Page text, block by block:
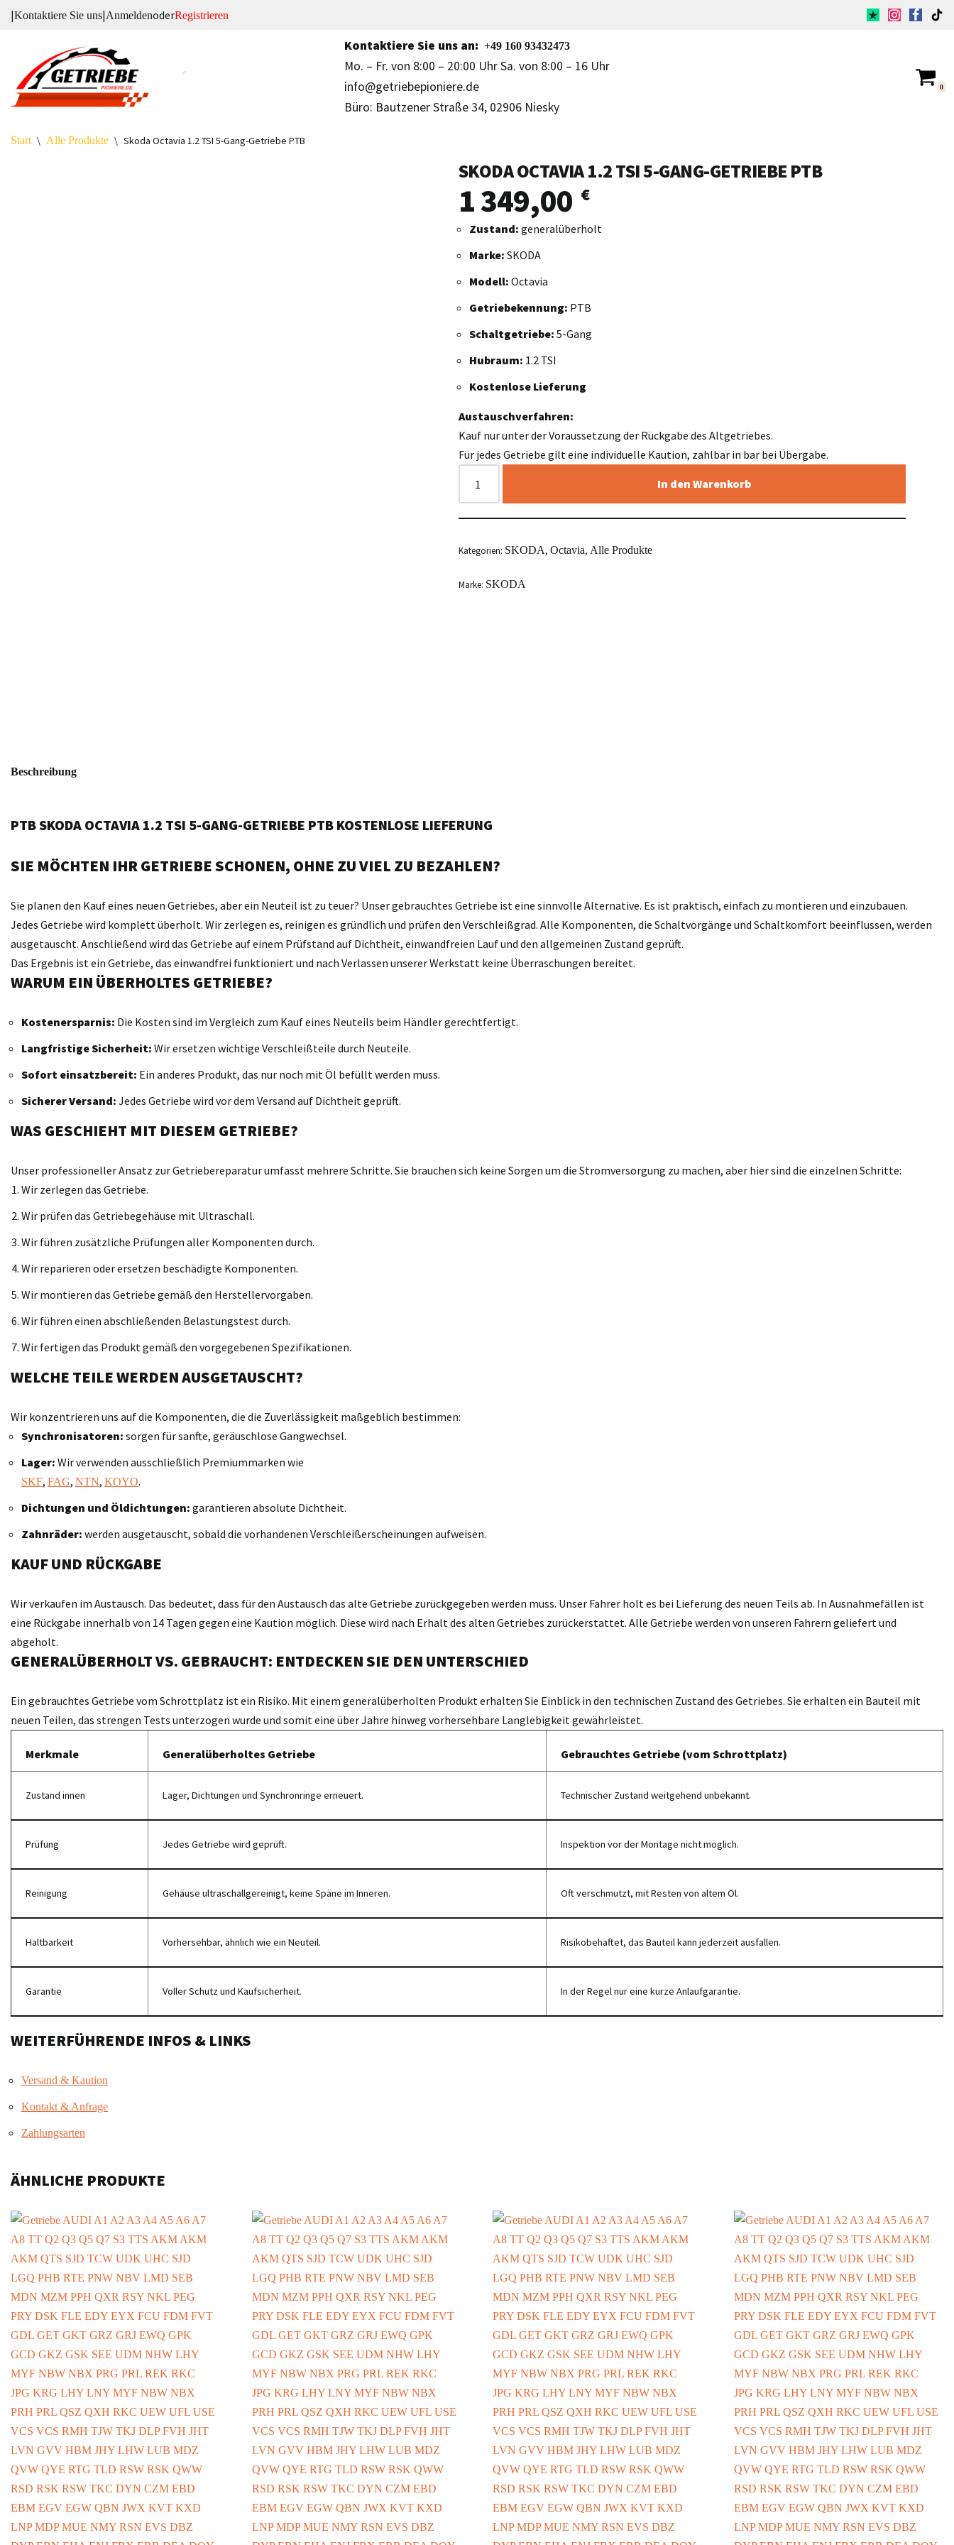
springen
|Kontaktiere Sie uns|AnmeldenoderRegistrieren
Kontaktiere Sie uns an: +49 160 93432473
Mo. – Fr. von 8:00 – 20:00 Uhr Sa. von 8:00 – 16 Uhr
info@getriebepioniere.de
Büro: Bautzener Straße 34, 02906 Niesky
0
Start \ Alle Produkte \ Skoda Octavia 1.2 TSI 5-Gang-Getriebe PTB
SKODA OCTAVIA 1.2 TSI 5-GANG-GETRIEBE PTB
1 349,00 €
Zustand: generalüberholt
Marke: SKODA
Modell: Octavia
Getriebekennung: PTB
Schaltgetriebe: 5-Gang
Hubraum: 1.2 TSI
Kostenlose Lieferung
Austauschverfahren:
Kauf nur unter der Voraussetzung der Rückgabe des Altgetriebes.
Für jedes Getriebe gilt eine individuelle Kaution, zahlbar in bar bei Übergabe.
In den Warenkorb
Kategorien: SKODA, Octavia, Alle Produkte
Marke: SKODA
Beschreibung
PTB SKODA OCTAVIA 1.2 TSI 5-GANG-GETRIEBE PTB KOSTENLOSE LIEFERUNG
SIE MÖCHTEN IHR GETRIEBE SCHONEN, OHNE ZU VIEL ZU BEZAHLEN?
Sie planen den Kauf eines neuen Getriebes, aber ein Neuteil ist zu teuer? Unser gebrauchtes Getriebe ist eine sinnvolle Alternative. Es ist praktisch, einfach zu montieren und einzubauen.
Jedes Getriebe wird komplett überholt. Wir zerlegen es, reinigen es gründlich und prüfen den Verschleißgrad. Alle Komponenten, die Schaltvorgänge und Schaltkomfort beeinflussen, werden
ausgetauscht. Anschließend wird das Getriebe auf einem Prüfstand auf Dichtheit, einwandfreien Lauf und den allgemeinen Zustand geprüft.
Das Ergebnis ist ein Getriebe, das einwandfrei funktioniert und nach Verlassen unserer Werkstatt keine Überraschungen bereitet.
WARUM EIN ÜBERHOLTES GETRIEBE?
Kostenersparnis: Die Kosten sind im Vergleich zum Kauf eines Neuteils beim Händler gerechtfertigt.
Langfristige Sicherheit: Wir ersetzen wichtige Verschleißteile durch Neuteile.
Sofort einsatzbereit: Ein anderes Produkt, das nur noch mit Öl befüllt werden muss.
Sicherer Versand: Jedes Getriebe wird vor dem Versand auf Dichtheit geprüft.
WAS GESCHIEHT MIT DIESEM GETRIEBE?
Unser professioneller Ansatz zur Getriebereparatur umfasst mehrere Schritte. Sie brauchen sich keine Sorgen um die Stromversorgung zu machen, aber hier sind die einzelnen Schritte:
Wir zerlegen das Getriebe.
Wir prüfen das Getriebegehäuse mit Ultraschall.
Wir führen zusätzliche Prüfungen aller Komponenten durch.
Wir reparieren oder ersetzen beschädigte Komponenten.
Wir montieren das Getriebe gemäß den Herstellervorgaben.
Wir führen einen abschließenden Belastungstest durch.
Wir fertigen das Produkt gemäß den vorgegebenen Spezifikationen.
WELCHE TEILE WERDEN AUSGETAUSCHT?
Wir konzentrieren uns auf die Komponenten, die die Zuverlässigkeit maßgeblich bestimmen:
Synchronisatoren: sorgen für sanfte, geräuschlose Gangwechsel.
Lager: Wir verwenden ausschließlich Premiummarken wie
SKF, FAG, NTN, KOYO.
Dichtungen und Öldichtungen: garantieren absolute Dichtheit.
Zahnräder: werden ausgetauscht, sobald die vorhandenen Verschleißerscheinungen aufweisen.
KAUF UND RÜCKGABE
Wir verkaufen im Austausch. Das bedeutet, dass für den Austausch das alte Getriebe zurückgegeben werden muss. Unser Fahrer holt es bei Lieferung des neuen Teils ab. In Ausnahmefällen ist
eine Rückgabe innerhalb von 14 Tagen gegen eine Kaution möglich. Diese wird nach Erhalt des alten Getriebes zurückerstattet. Alle Getriebe werden von unseren Fahrern geliefert und
abgeholt.
GENERALÜBERHOLT VS. GEBRAUCHT: ENTDECKEN SIE DEN UNTERSCHIED
Ein gebrauchtes Getriebe vom Schrottplatz ist ein Risiko. Mit einem generalüberholten Produkt erhalten Sie Einblick in den technischen Zustand des Getriebes. Sie erhalten ein Bauteil mit
neuen Teilen, das strengen Tests unterzogen wurde und somit eine über Jahre hinweg vorhersehbare Langlebigkeit gewährleistet.
Merkmale Generalüberholtes Getriebe Gebrauchtes Getriebe (vom Schrottplatz)
Zustand innen Lager, Dichtungen und Synchronringe erneuert. Technischer Zustand weitgehend unbekannt.
Prüfung Jedes Getriebe wird geprüft. Inspektion vor der Montage nicht möglich.
Reinigung Gehäuse ultraschallgereinigt, keine Späne im Inneren. Oft verschmutzt, mit Resten von altem Öl.
Haltbarkeit Vorhersehbar, ähnlich wie ein Neuteil. Risikobehaftet, das Bauteil kann jederzeit ausfallen.
Garantie Voller Schutz und Kaufsicherheit. In der Regel nur eine kurze Anlaufgarantie.
WEITERFÜHRENDE INFOS & LINKS
Versand & Kaution
Kontakt & Anfrage
Zahlungsarten
ÄHNLICHE PRODUKTE